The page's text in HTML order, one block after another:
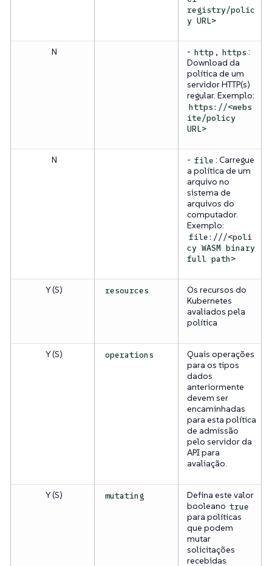
registry/polic
y URL>
N - http , https :
Download da
política de um
servidor HTTP(s)
regular. Exemplo:
https://<webs
ite/policy
URL>
N - file : Carregue
a política de um
arquivo no
sistema de
arquivos do
computador.
Exemplo:
file:///<poli
cy WASM binary
full path>
Y (S) resources
Os recursos do
Kubernetes
avaliados pela
política
Y (S) operations
Quais operações
para os tipos
dados
anteriormente
devem ser
encaminhadas
para esta política
de admissão
pelo servidor da
API para
avaliação.
Y (S) mutating
Defina este valor
booleano true
para políticas
que podem
mutar
solicitações
recebidas